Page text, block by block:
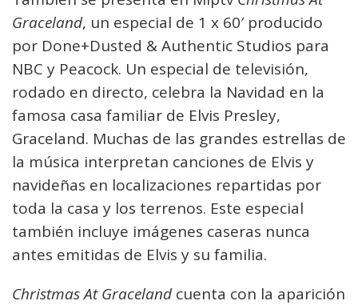
Graceland, un especial de 1 x 60′ producido
por Done+Dusted & Authentic Studios para
NBC y Peacock. Un especial de televisión,
rodado en directo, celebra la Navidad en la
famosa casa familiar de Elvis Presley,
Graceland. Muchas de las grandes estrellas de
la música interpretan canciones de Elvis y
navideñas en localizaciones repartidas por
toda la casa y los terrenos. Este especial
también incluye imágenes caseras nunca
antes emitidas de Elvis y su familia.
Christmas At Gracelandcuenta con la aparición